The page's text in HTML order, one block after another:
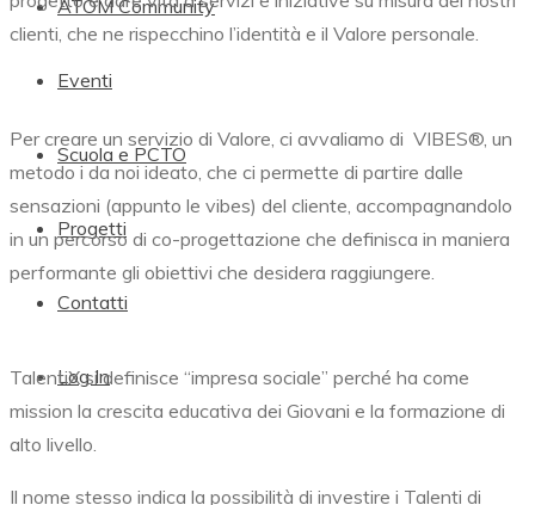
ATOM Community
Eventi
Scuola e PCTO
Progetti
Contatti
Log In
clienti, che ne rispecchino l’identità e il Valore personale.
Per creare un servizio di Valore, ci avvaliamo di VIBES®, un
metodo i da noi ideato, che ci permette di partire dalle
sensazioni (appunto le vibes) del cliente, accompagnandolo
in un percorso di co-progettazione che definisca in maniera
performante gli obiettivi che desidera raggiungere.
TalentiX si definisce “impresa sociale” perché ha come
mission la crescita educativa dei Giovani e la formazione di
alto livello.
Il nome stesso indica la possibilità di investire i Talenti di